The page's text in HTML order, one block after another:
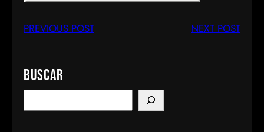
PREVIOUS POST NEXT POST
Buscar
e